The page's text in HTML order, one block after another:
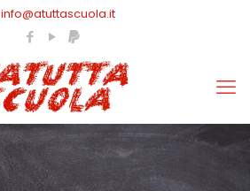
info@atuttascuola.it